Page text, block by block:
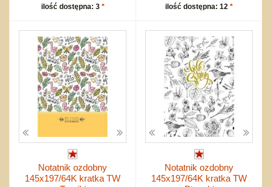
ilość dostępna: 3 *
ilość dostępna: 12 *
Notatnik ozdobny
145x197/64K kratka TW
Notatnik ozdobny
145x197/64K kratka TW